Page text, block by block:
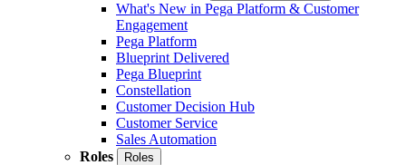
What's New in Pega Platform & Customer
Engagement
Pega Platform
Blueprint Delivered
Pega Blueprint
Constellation
Customer Decision Hub
Customer Service
Sales Automation
Roles
Roles